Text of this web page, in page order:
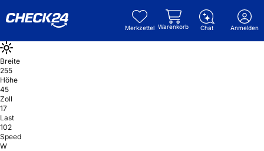
Merkzettel Warenkorb Chat Anmelden
Breite
255
Höhe
45
Zoll
17
Last
102
Speed
W